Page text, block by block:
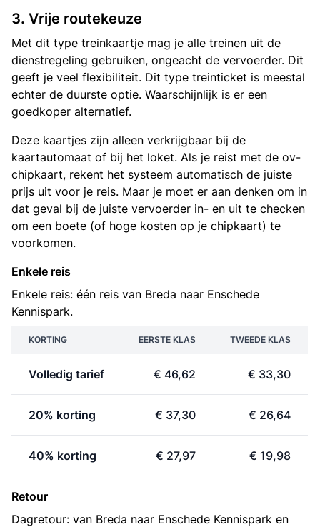
3. Vrije routekeuze
Met dit type treinkaartje mag je alle treinen uit de
dienstregeling gebruiken, ongeacht de vervoerder. Dit
geeft je veel flexibiliteit. Dit type treinticket is meestal
echter de duurste optie. Waarschijnlijk is er een
goedkoper alternatief.
Deze kaartjes zijn alleen verkrijgbaar bij de
kaartautomaat of bij het loket. Als je reist met de ov-
chipkaart, rekent het systeem automatisch de juiste
prijs uit voor je reis. Maar je moet er aan denken om in
dat geval bij de juiste vervoerder in- en uit te checken
om een boete (of hoge kosten op je chipkaart) te
voorkomen.
Enkele reis
Enkele reis: één reis van Breda naar Enschede
Kennispark.
KORTING EERSTE KLAS TWEEDE KLAS
Volledig tarief € 46,62 € 33,30
20% korting € 37,30 € 26,64
40% korting € 27,97 € 19,98
Retour
Dagretour: van Breda naar Enschede Kennispark en